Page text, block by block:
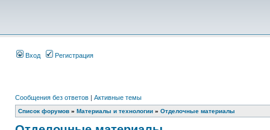
Вход Регистрация
Сообщения без ответов | Активные темы
Список форумов » Материалы и технологии » Отделочные материалы